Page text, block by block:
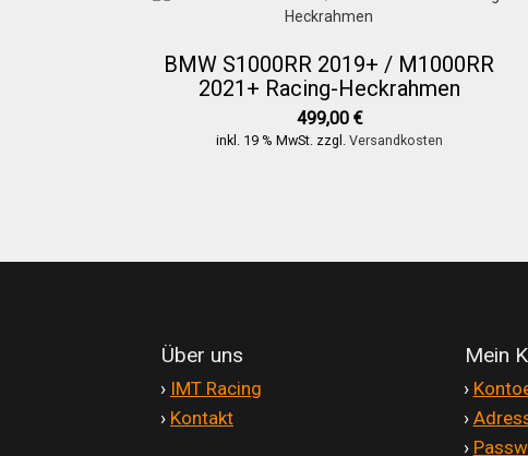
BMW S1000RR 2019+ / M1000RR
2021+ Racing-Heckrahmen
499,00 €
inkl. 19 % MwSt. zzgl. Versandkosten
Über uns
› IMT Racing
› Kontakt
Mein
›
›
›